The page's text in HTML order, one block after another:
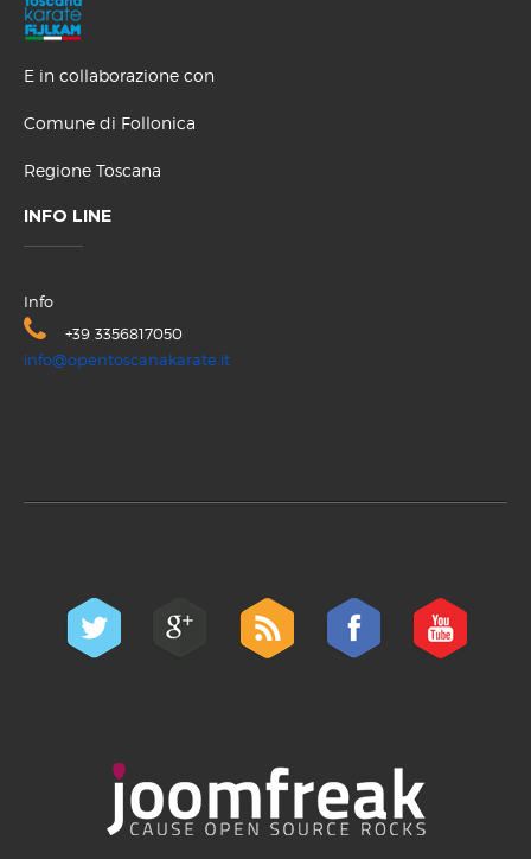
E in collaborazione con
Comune di Follonica
Regione Toscana
INFO LINE
Info
+39 3356817050
info@opentoscanakarate.it